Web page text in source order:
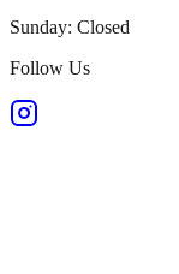
Sunday: Closed
Follow Us